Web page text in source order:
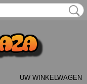
UW WINKELWAGEN